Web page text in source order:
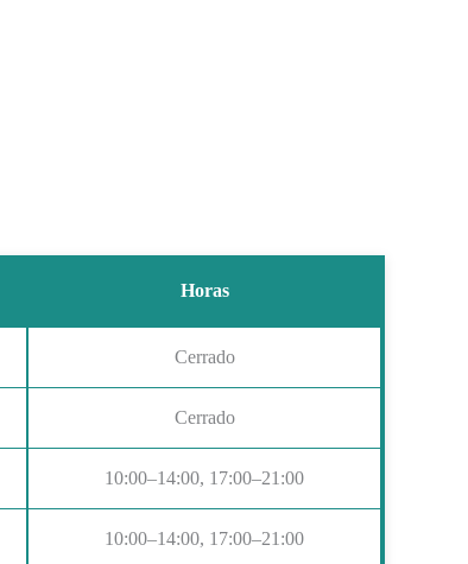
Horas
Cerrado
Cerrado
10:00–14:00, 17:00–21:00
10:00–14:00, 17:00–21:00